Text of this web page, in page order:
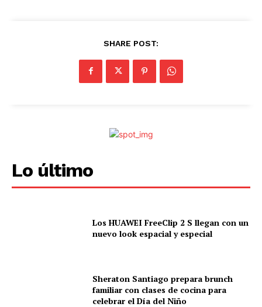
SHARE POST:
Lo último
Los HUAWEI FreeClip 2 S llegan con un
nuevo look espacial y especial
Sheraton Santiago prepara brunch
familiar con clases de cocina para
celebrar el Día del Niño